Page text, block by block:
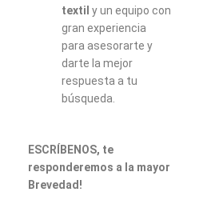
textil y un equipo con
gran experiencia
para asesorarte y
darte la mejor
respuesta a tu
búsqueda.
ESCRÍBENOS, te
responderemos a la mayor
Brevedad!